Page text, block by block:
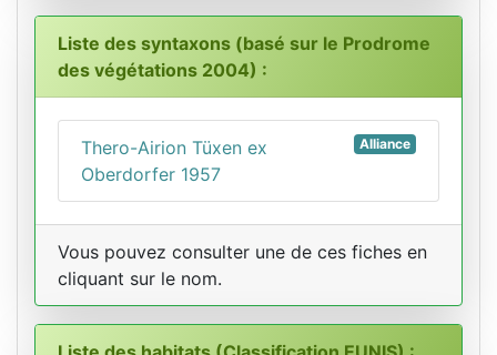
Liste des syntaxons (basé sur le Prodrome
des végétations 2004) :
Alliance
Thero-Airion Tüxen ex
Oberdorfer 1957
Vous pouvez consulter une de ces fiches en
cliquant sur le nom.